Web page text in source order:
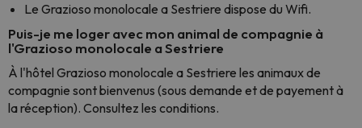
Le Grazioso monolocale a Sestriere dispose du Wifi.
Puis-je me loger avec mon animal de compagnie à
l'Grazioso monolocale a Sestriere
À l'hôtel Grazioso monolocale a Sestriere les animaux de
compagnie sont bienvenus (sous demande et de payement à
la réception). Consultez les conditions.